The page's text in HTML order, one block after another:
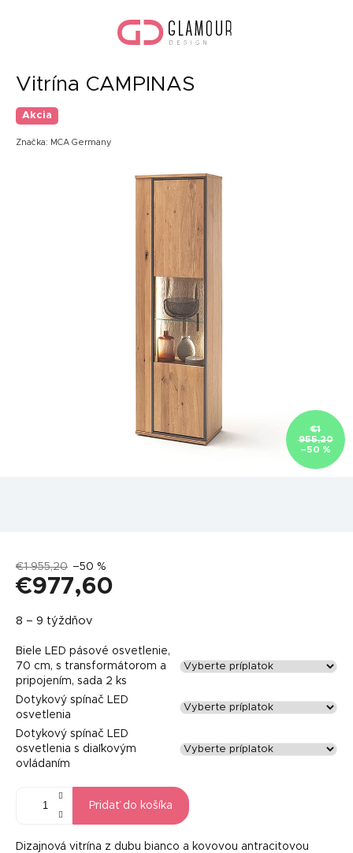
Vitrína CAMPINAS
Akcia
Značka: MCA Germany
€1
955,20
–50 %
€1 955,20 –50 %
€977,60
cena:
8 – 9 týždňov
Biele LED pásové osvetlenie,
70 cm, s transformátorom a
pripojením, sada 2 ks
Dotykový spínač LED
osvetlenia
Dotykový spínač LED
osvetlenia s diaľkovým
ovládaním
Pridať do košíka
Dizajnová vitrína z dubu bianco a kovovou antracitovou